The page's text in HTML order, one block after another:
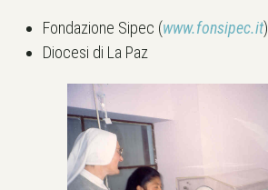
Fondazione Sipec (www.fonsipec.it)
Diocesi di La Paz